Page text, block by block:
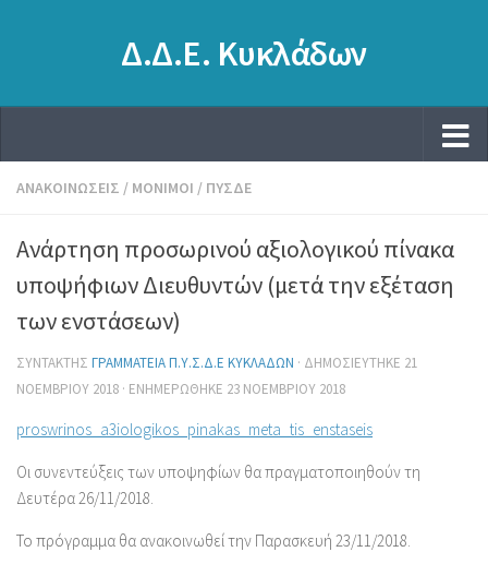
Δ.Δ.Ε. Κυκλάδων
ΑΝΑΚΟΙΝΏΣΕΙΣ / ΜΌΝΙΜΟΙ / ΠΥΣΔΕ
Ανάρτηση προσωρινού αξιολογικού πίνακα
υποψήφιων Διευθυντών (μετά την εξέταση
των ενστάσεων)
ΣΥΝΤΆΚΤΗΣ ΓΡΑΜΜΑΤΕΊΑ Π.Υ.Σ.Δ.Ε ΚΥΚΛΆΔΩΝ · ΔΗΜΟΣΙΕΎΤΗΚΕ 21
ΝΟΕΜΒΡΊΟΥ 2018 · ΕΝΗΜΕΡΏΘΗΚΕ 23 ΝΟΕΜΒΡΊΟΥ 2018
proswrinos_a3iologikos_pinakas_meta_tis_enstaseis
Οι συνεντεύξεις των υποψηφίων θα πραγματοποιηθούν τη
Δευτέρα 26/11/2018.
Το πρόγραμμα θα ανακοινωθεί την Παρασκευή 23/11/2018.